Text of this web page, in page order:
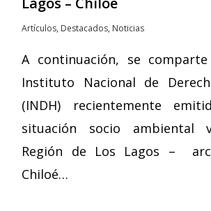
Artículos, Destacados, Noticias
A continuación, se
Instituto Nacional de
(INDH) recientemente
situación socio ambiental
Región de Los Lagos –
Chiloé…